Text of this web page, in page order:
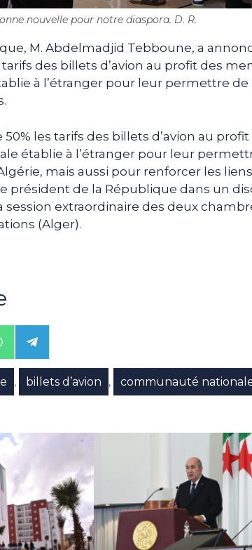
nouvelle pour notre diaspora. D. R.
M. Abdelmadjid Tebboune, a
des billets d’avion au profit des
à l’étranger pour leur permettre de
50% les tarifs des billets d’avion au
établie à l’étranger pour leur
mais aussi pour renforcer les
président de la République dans un
session extraordinaire des deux
(Alger).
Share
on
Telegram
, billets d’avion , communauté